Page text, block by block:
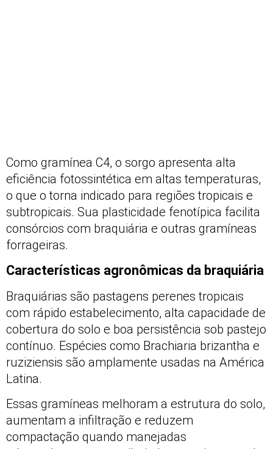
Como gramínea C4, o sorgo apresenta alta
eficiência fotossintética em altas temperaturas,
o que o torna indicado para regiões tropicais e
subtropicais. Sua plasticidade fenotípica facilita
consórcios com braquiária e outras gramíneas
forrageiras.
Características agronômicas da braquiária
Braquiárias são pastagens perenes tropicais
com rápido estabelecimento, alta capacidade de
cobertura do solo e boa persistência sob pastejo
contínuo. Espécies como Brachiaria brizantha e
ruziziensis são amplamente usadas na América
Latina.
Essas gramíneas melhoram a estrutura do solo,
aumentam a infiltração e reduzem
compactação quando manejadas